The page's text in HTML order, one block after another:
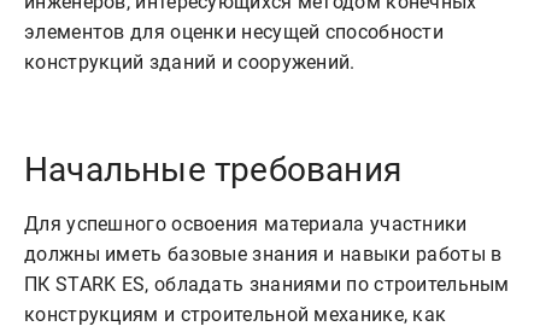
элементов для оценки несущей способности
Начальные требования
Для успешного освоения материала участники
должны иметь базовые знания и навыки работы в
ПК STARK ES, обладать знаниями по строительным
конструкциям и строительной механике, как